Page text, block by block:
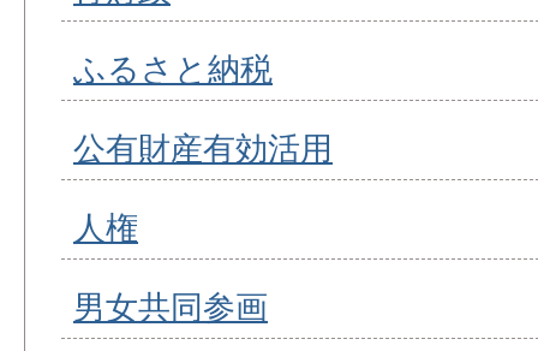
ふるさと納税
公有財産有効活用
人権
男女共同参画